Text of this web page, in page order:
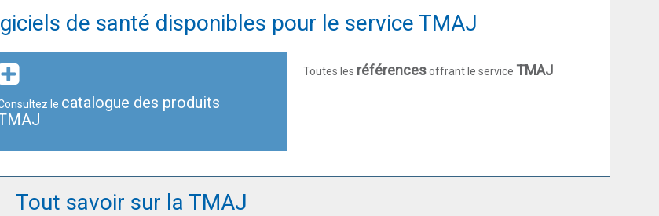
de santé disponibles pour le service TMAJ
le catalogue des produits
Toutes les référencesoffrant le service TMAJ
Tout savoir sur la TMAJ